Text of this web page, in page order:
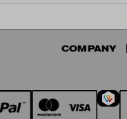
COMPANY